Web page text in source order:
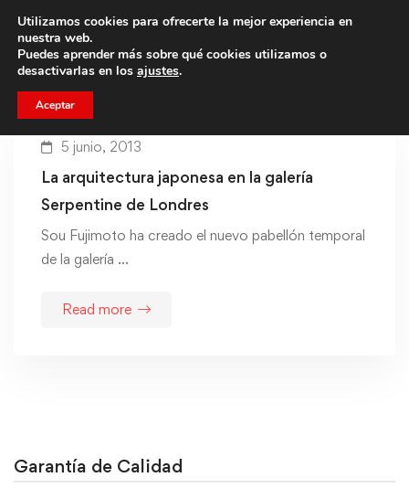
Trae a un amigo y llevaos un total de 75€ de descuento.
5 junio, 2013
La arquitectura japonesa en la galería
Serpentine de Londres
Sou Fujimoto ha creado el nuevo pabellón temporal
de la galería …
Read more
Garantía de Calidad
Utilizamos cookies para ofrecerte la mejor experiencia en
nuestra web.
Puedes aprender más sobre qué cookies utilizamos o
desactivarlas en los ajustes.
Aceptar